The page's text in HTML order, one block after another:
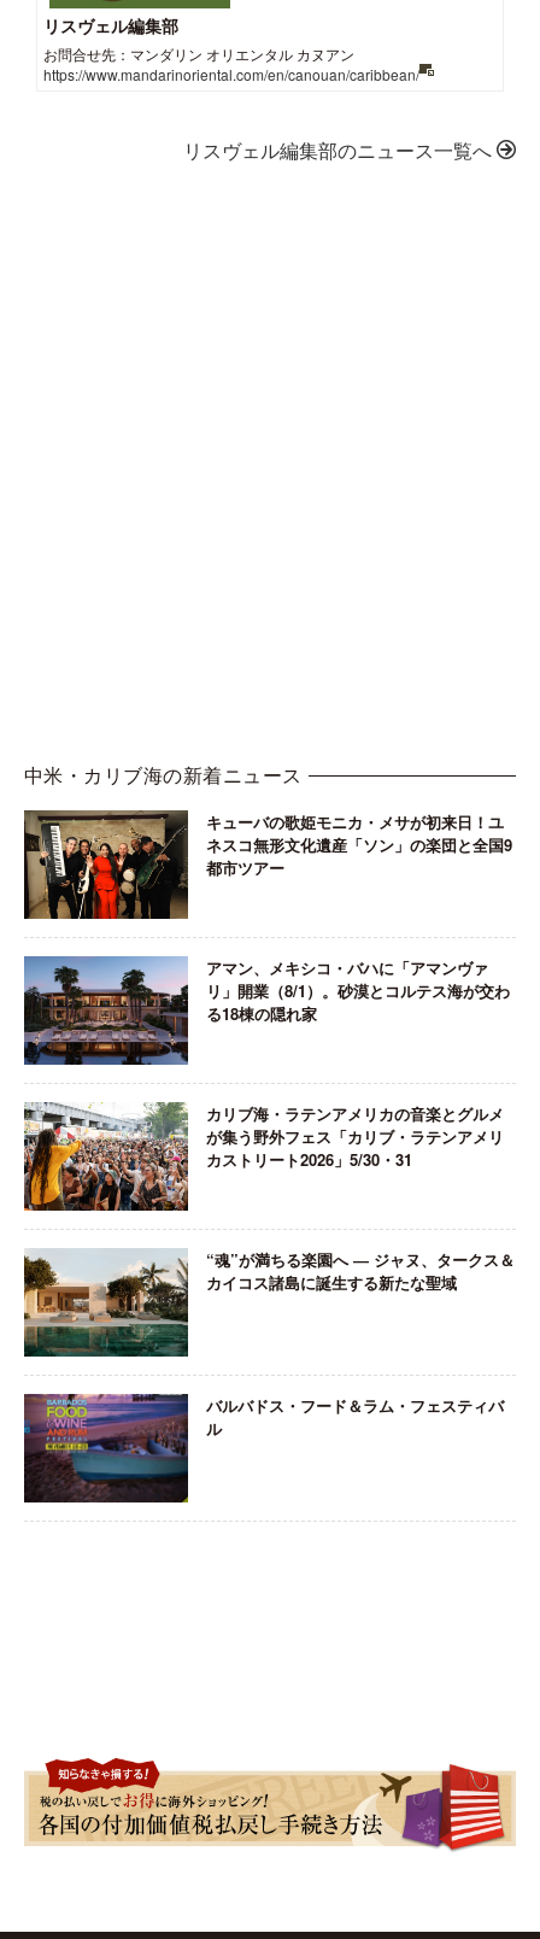
リスヴェル編集部
お問合せ先：マンダリン オリエンタル カヌアン
https://www.mandarinoriental.com/en/canouan/caribbean/
リスヴェル編集部のニュース一覧へ
中米・カリブ海の新着ニュース
キューバの歌姫モニカ・メサが初来日！ユ
ネスコ無形文化遺産「ソン」の楽団と全国9
都市ツアー
アマン、メキシコ・バハに「アマンヴァ
リ」開業（8/1）。砂漠とコルテス海が交わ
る18棟の隠れ家
カリブ海・ラテンアメリカの音楽とグルメ
が集う野外フェス「カリブ・ラテンアメリ
カストリート2026」5/30・31
“魂”が満ちる楽園へ ― ジャヌ、タークス＆
カイコス諸島に誕生する新たな聖域
バルバドス・フード＆ラム・フェスティバ
ル